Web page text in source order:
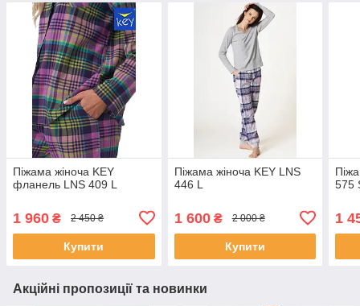
Піжама жіноча KEY
фланель LNS 409 L
1 960 ₴ 2 450 ₴
Купити
Піжама жіноча KEY LNS
446 L
1 600₴ 2 000 ₴
Купити
575
1
Акційні пропозиції та новинки